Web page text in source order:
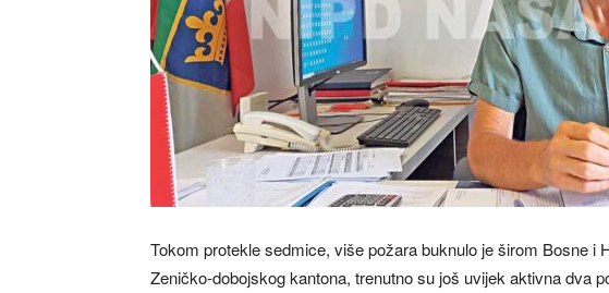
Tokom protekle sedmice, više požara buknulo je širom Bosne i
Zeničko-dobojskog kantona, trenutno su još uvijek aktivna dva